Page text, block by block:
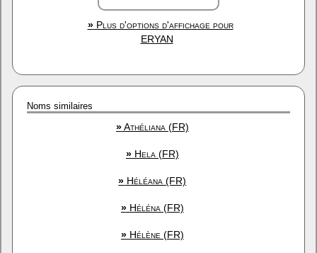
»Plus d'options d'affichage pour
ERYAN
Noms similaires
»Athéliana (FR)
»Hela (FR)
» Héléana (FR)
»Héléna (FR)
»Hélène (FR)